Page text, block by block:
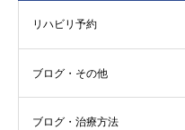
リハビリ予約
ブログ・その他
ブログ・治療方法